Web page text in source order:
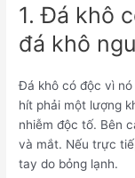
1. Đá khô
đá khô
Đá khô có độc vì
hít phải một lượng
nhiễm độc tố. Bên
và mắt. Nếu trực
tay do bỏng lạnh.